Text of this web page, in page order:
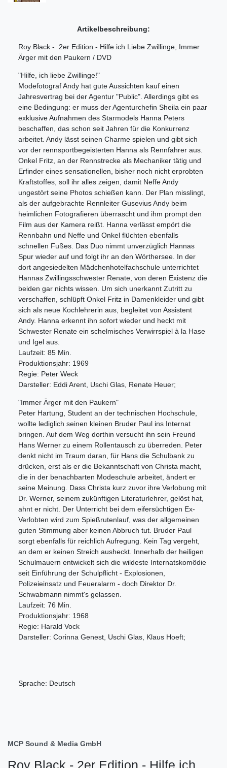
Artikelbeschreibung:
Roy Black - 2er Edition - Hilfe ich Liebe Zwillinge, Immer
Ärger mit den Paukern / DVD
"Hilfe, ich liebe Zwillinge!"
Modefotograf Andy hat gute Aussichten kauf einen
Jahresvertrag bei der Agentur "Public". Allerdings gibt es
eine Bedingung: er muss der Agenturchefin Sheila ein paar
exklusive Aufnahmen des Starmodels Hanna Peters
beschaffen, das schon seit Jahren für die Konkurrenz
arbeitet. Andy lässt seinen Charme spielen und gibt sich
vor der rennsportbegeisterten Hanna als Rennfahrer aus.
Onkel Fritz, an der Rennstrecke als Mechaniker tätig und
Erfinder eines sensationellen, bisher noch nicht erprobten
Kraftstoffes, soll ihr alles zeigen, damit Neffe Andy
ungestört seine Photos schießen kann. Der Plan misslingt,
als der aufgebrachte Rennleiter Gusevius Andy beim
heimlichen Fotografieren überrascht und ihm prompt den
Film aus der Kamera reißt. Hanna verlässt empört die
Rennbahn und Neffe und Onkel flüchten ebenfalls
schnellen Fußes. Das Duo nimmt unverzüglich Hannas
Spur wieder auf und folgt ihr an den Wörthersee. In der
dort angesiedelten Mädchenhotelfachschule unterrichtet
Hannas Zwillingsschwester Renate, von deren Existenz die
beiden gar nichts wissen. Um sich unerkannt Zutritt zu
verschaffen, schlüpft Onkel Fritz in Damenkleider und gibt
sich als neue Kochlehrerin aus, begleitet von Assistent
Andy. Hanna erkennt ihn sofort wieder und heckt mit
Schwester Renate ein schelmisches Verwirrspiel à la Hase
und Igel aus.
Laufzeit: 85 Min.
Produktionsjahr: 1969
Regie: Peter Weck
Darsteller: Eddi Arent, Uschi Glas, Renate Heuer;
"Immer Ärger mit den Paukern"
Peter Hartung, Student an der technischen Hochschule,
wollte lediglich seinen kleinen Bruder Paul ins Internat
bringen. Auf dem Weg dorthin versucht ihn sein Freund
Hans Werner zu einem Rollentausch zu überreden. Peter
denkt nicht im Traum daran, für Hans die Schulbank zu
drücken, erst als er die Bekanntschaft von Christa macht,
die in der benachbarten Modeschule arbeitet, ändert er
seine Meinung. Dass Christa kurz zuvor ihre Verlobung mit
Dr. Werner, seinem zukünftigen Literaturlehrer, gelöst hat,
ahnt er nicht. Der Unterricht bei dem eifersüchtigen Ex-
Verlobten wird zum Spießrutenlauf, was der allgemeinen
guten Stimmung aber keinen Abbruch tut. Bruder Paul
sorgt ebenfalls für reichlich Aufregung. Kein Tag vergeht,
an dem er keinen Streich ausheckt. Innerhalb der heiligen
Schulmauern entwickelt sich die wildeste Internatskomödie
seit Einführung der Schulpflicht - Explosionen,
Polizeieinsatz und Feueralarm - doch Direktor Dr.
Schwabmann nimmt's gelassen.
Laufzeit: 76 Min.
Produktionsjahr: 1968
Regie: Harald Vock
Darsteller: Corinna Genest, Uschi Glas, Klaus Hoeft;
Sprache: Deutsch
MCP Sound & Media GmbH
Roy Black - 2er Edition - Hilfe ich